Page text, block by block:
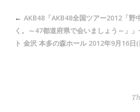
AKB48「AKB48全国ツアー2012「野
く。～47都道府県で会いましょう～」
ト 金沢 本多の森ホール 2012年9月16日(